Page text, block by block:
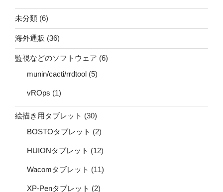
未分類 (6)
海外通販 (36)
監視などのソフトウェア (6)
munin/cacti/rrdtool (5)
vROps (1)
絵描き用タブレット (30)
BOSTOタブレット (2)
HUIONタブレット (12)
Wacomタブレット (11)
XP-Penタブレット (2)